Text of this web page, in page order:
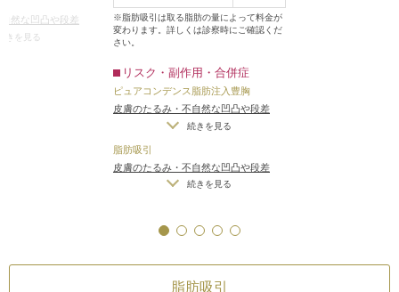
然な凹凸や段差
た場合）
きを見る
手術後6ヶ月の時点では、Eカップ程
度になりました。
バストの脂肪注入豊胸でバストを大
きくするには、たくさん脂肪吸引が
できる皮下脂肪があるのが前提です
ん脂肪注入することができるキャパ
シティ容量があることも必要になり
※脂肪吸引は取る脂肪の量によって料金が
変わります。詳しくは診察時にご確認くだ
さい。
リスク・副作用・合併症
ピュアコンデンス脂肪注入豊胸
皮膚のたるみ・不自然な凹凸や段差
（脂肪を吸引しすぎた場合）
わずかな左右差（完璧なシンメトリー
続きを見る
脂肪吸引
皮膚のたるみ・不自然な凹凸や段差
（脂肪を吸引しすぎた場合）
ューレ挿入口の傷跡が肥厚性瘢痕やケ
続きを見る
脂肪吸引